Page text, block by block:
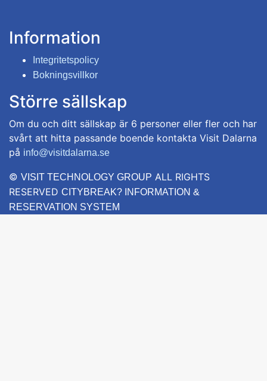
Information
Integritetspolicy
Bokningsvillkor
Större sällskap
Om du och ditt sällskap är 6 personer eller fler och har
svårt att hitta passande boende kontakta Visit Dalarna
på info@visitdalarna.se
© VISIT TECHNOLOGY GROUP ALL RIGHTS
RESERVED CITYBREAK? INFORMATION &
RESERVATION SYSTEM